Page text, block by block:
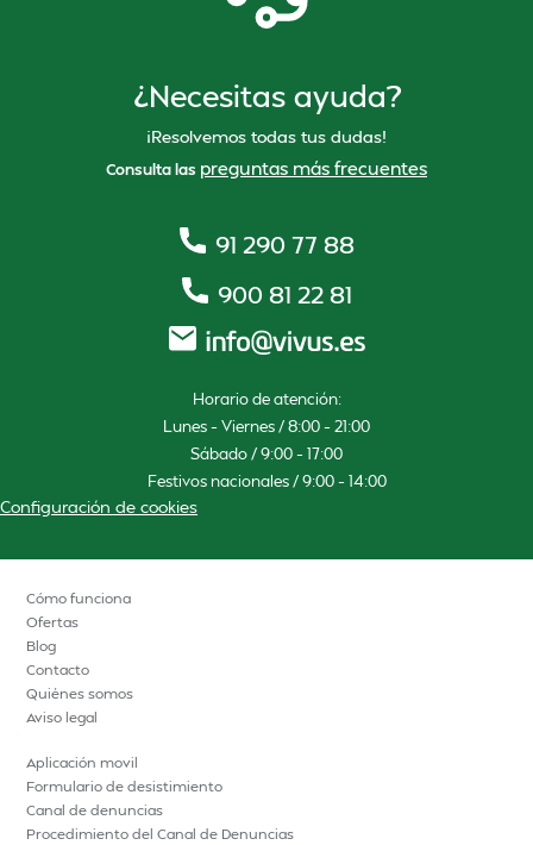
¿Necesitas ayuda?
¡Resolvemos todas tus dudas!
Consulta las preguntas más frecuentes
91 290 77 88
900 81 22 81
Horario de atención:
Lunes – Viernes / 8:00 – 21:00
Sábado / 9:00 – 17:00
Festivos nacionales / 9:00 – 14:00
Configuración de cookies
Cómo funciona
Ofertas
Blog
Contacto
Quiénes somos
Aviso legal
Aplicación movil
Formulario de desistimiento
Canal de denuncias
Procedimiento del Canal de Denuncias